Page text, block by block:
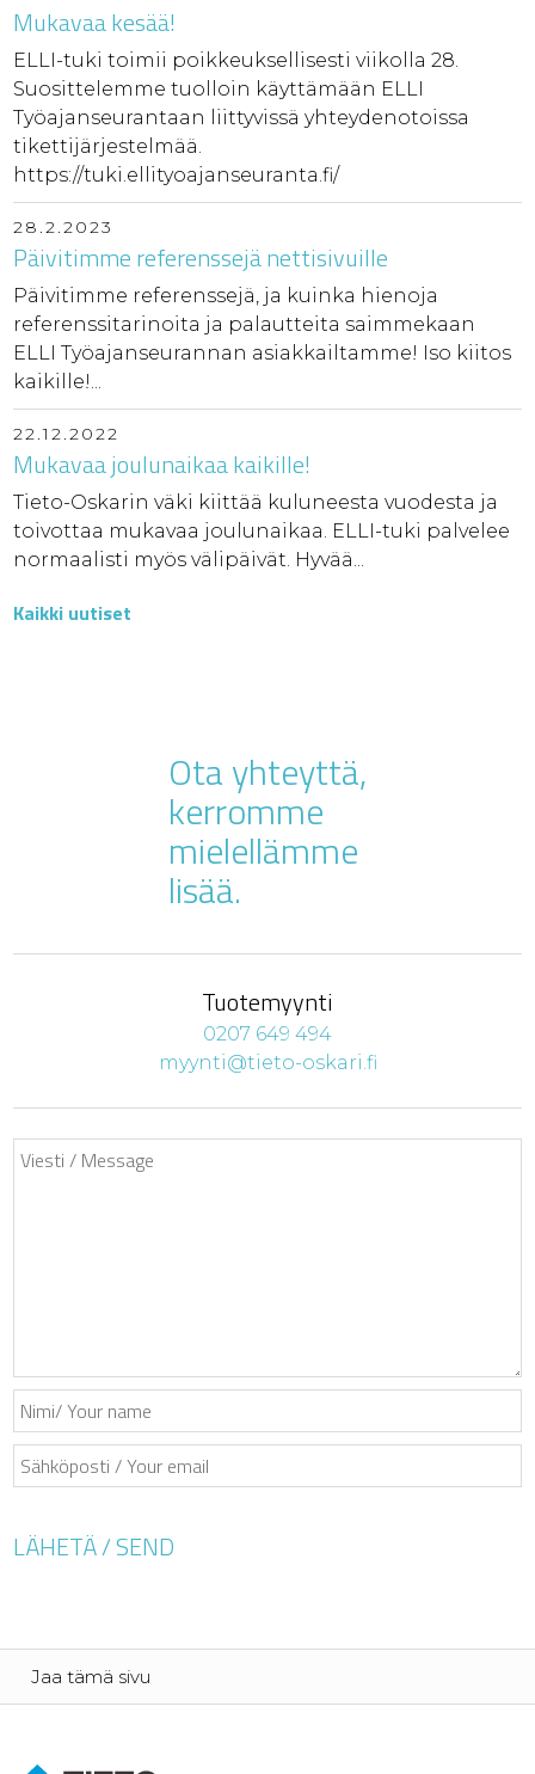
Mukavaa kesää!
ELLI-tuki toimii poikkeuksellisesti viikolla 28.
Suosittelemme tuolloin käyttämään ELLI
Työajanseurantaan liittyvissä yhteydenotoissa
tikettijärjestelmää.
https://tuki.ellityoajanseuranta.fi/
28.2.2023
Päivitimme referenssejä nettisivuille
Päivitimme referenssejä, ja kuinka hienoja
referenssitarinoita ja palautteita saimmekaan
ELLI Työajanseurannan asiakkailtamme! Iso kiitos
kaikille!...
22.12.2022
Mukavaa joulunaikaa kaikille!
Tieto-Oskarin väki kiittää kuluneesta vuodesta ja
toivottaa mukavaa joulunaikaa. ELLI-tuki palvelee
normaalisti myös välipäivät. Hyvää...
Kaikki uutiset
Ota yhteyttä,
kerromme
mielellämme
lisää.
Tuotemyynti
0207 649 494
myynti@tieto-oskari.fi
Jaa tämä sivu